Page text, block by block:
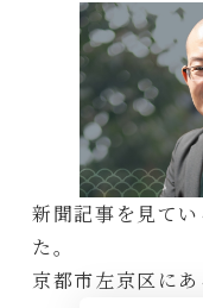
新聞記事を見て
た。
京都市左京区にあ